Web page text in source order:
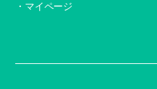
マイページ